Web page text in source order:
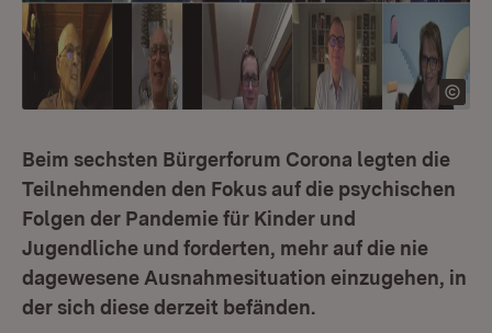
Beim sechsten Bürgerforum Corona legten die
Teilnehmenden den Fokus auf die psychischen
Folgen der Pandemie für Kinder und
Jugendliche und forderten, mehr auf die nie
dagewesene Ausnahmesituation einzugehen, in
der sich diese derzeit befänden.